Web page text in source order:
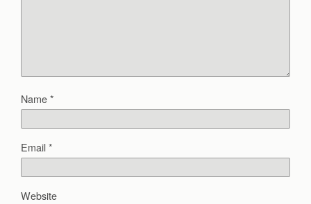
Name*
Email*
Website